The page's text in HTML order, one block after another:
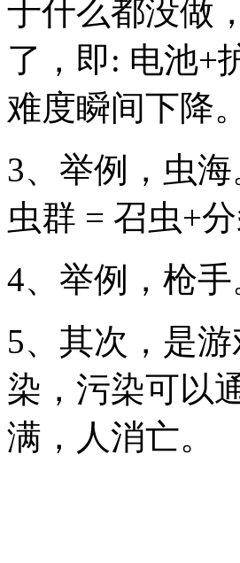
于什么都没做
了，即: 电池+
难度瞬间下降。
3、举例，虫
虫群 = 召虫+
4、举例，枪
5、其次，是
染，污染可以
满，人消亡。